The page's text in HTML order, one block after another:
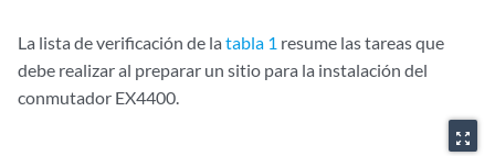
La lista de verificación de la tabla 1 resume las tareas que
debe realizar al preparar un sitio para la instalación del
conmutador EX4400.
zoom_out_map